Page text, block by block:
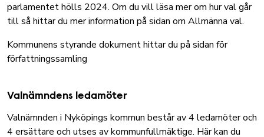
parlamentet hölls 2024. Om du vill läsa mer om hur val går
till så hittar du mer information på sidan om Allmänna val.
Kommunens styrande dokument hittar du på sidan för
författningssamling
Valnämndens ledamöter
Valnämnden i Nyköpings kommun består av 4 ledamöter och
4 ersättare och utses av kommunfullmäktige. Här kan du